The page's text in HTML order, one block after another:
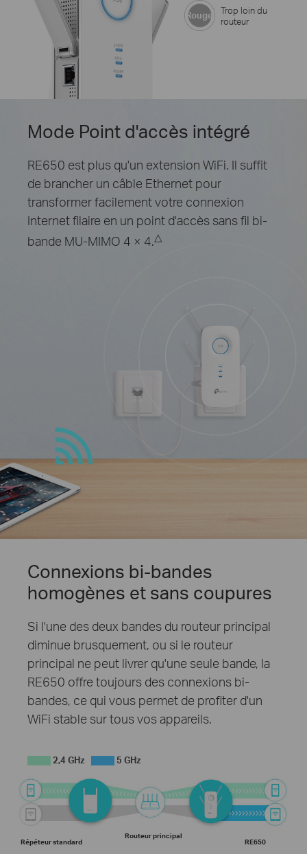
Rouge
Trop loin du
routeur
Mode Point d'accès intégré
RE650 est plus qu'un extension WiFi. Il suffit
de brancher un câble Ethernet pour
transformer facilement votre connexion
Internet filaire en un point d'accès sans fil bi-
bande MU-MIMO 4 × 4.△
Connexions bi-bandes
homogènes et sans coupures
Si l'une des deux bandes du routeur principal
diminue brusquement, ou si le routeur
principal ne peut livrer qu'une seule bande, la
RE650 offre toujours des connexions bi-
bandes, ce qui vous permet de profiter d'un
WiFi stable sur tous vos appareils.
2,4 GHz 5 GHz
Répéteur standard
Routeur principal
RE650